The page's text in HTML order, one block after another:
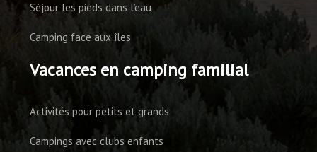
Séjour les pieds dans l’eau
Camping face aux îles
Vacances en camping familial
Activités pour petits et grands
Campings avec clubs enfants